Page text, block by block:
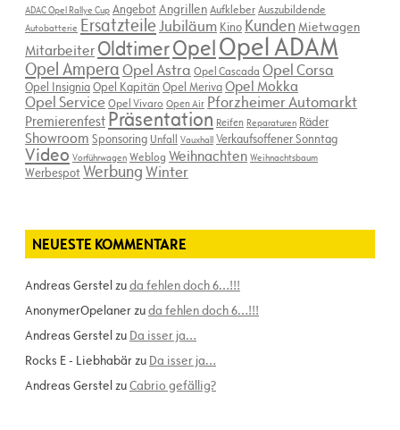
ADAC Opel Rallye Cup AngebotAngrillenAufkleberAuszubildende
Autobatterie ErsatzteileJubiläum Kino KundenMietwagen
Mitarbeiter OldtimerOpelOpel ADAM
Opel AmperaOpel Astra Opel Cascada Opel Corsa
Opel InsigniaOpel Kapitän Opel MerivaOpel Mokka
Opel ServiceOpel Vivaro Open Air Pforzheimer Automarkt
Premierenfest Präsentation Reifen Reparaturen Räder
Showroom Sponsoring Unfall Vauxhall Verkaufsoffener Sonntag
Video Vorführwagen Weblog Weihnachten Weihnachtsbaum
WerbespotWerbungWinter
NEUESTE KOMMENTARE
Andreas Gerstel zuda fehlen doch 6…!!!
AnonymerOpelanerzuda fehlen doch 6…!!!
Andreas Gerstel zu Da isser ja…
Rocks E - Liebhabärzu Da isser ja…
Andreas Gerstel zuCabrio gefällig?